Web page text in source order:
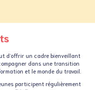
d’offrir un cadre bienveillant
dans une transition
et le monde du travail.
participent régulièrement